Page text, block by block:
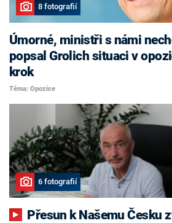
8 fotografií
Úmorné, ministři s námi
popsal Grolich situaci v
krok
Téma: Opozice
6 fotografií